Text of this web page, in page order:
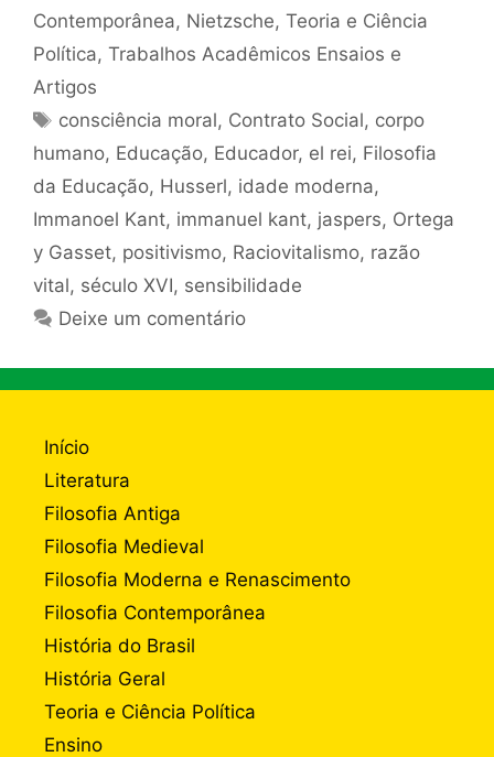
Contemporânea, Nietzsche, Teoria e Ciência
Política, Trabalhos Acadêmicos Ensaios e
Artigos
Tags
consciência moral, Contrato Social, corpo
humano, Educação, Educador, el rei, Filosofia
da Educação, Husserl, idade moderna,
Immanoel Kant, immanuel kant, jaspers, Ortega
y Gasset, positivismo, Raciovitalismo, razão
vital, século XVI, sensibilidade
Deixe um comentário
Início
Literatura
Filosofia Antiga
Filosofia Medieval
Filosofia Moderna e Renascimento
Filosofia Contemporânea
História do Brasil
História Geral
Teoria e Ciência Política
Ensino